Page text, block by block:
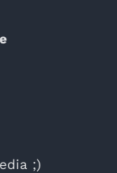
;)